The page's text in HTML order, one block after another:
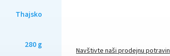
Navštivte naši prodejnu potravin
Thajsko
280 g